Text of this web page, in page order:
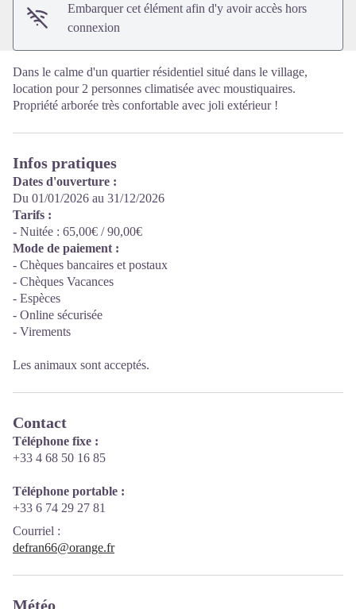
Embarquer cet élément afin d'y avoir accès hors
connexion
Dans le calme d'un quartier résidentiel situé dans le village,
location pour 2 personnes climatisée avec moustiquaires.
Propriété arborée très confortable avec joli extérieur !
Infos pratiques
Dates d'ouverture :
Du 01/01/2026 au 31/12/2026
Tarifs :
- Nuitée : 65,00€ / 90,00€
Mode de paiement :
- Chèques bancaires et postaux
- Chèques Vacances
- Espèces
- Online sécurisée
- Virements
Les animaux sont acceptés.
Contact
Téléphone fixe :
+33 4 68 50 16 85
Téléphone portable :
+33 6 74 29 27 81
Courriel :
defran66@orange.fr
Météo